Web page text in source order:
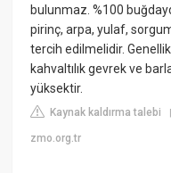
bulunmaz. %100
pirinç, arpa, yulaf,
tercih edilmelidir.
kahvaltılık gevrek ve
yüksektir.
Kaynak kaldırma talebi
zmo.org.tr